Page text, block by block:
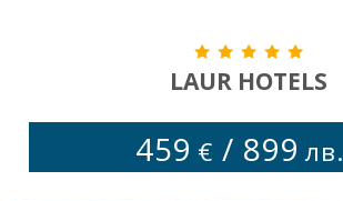
САМОЛЕТНИ БИЛЕТИ
LAUR HOTELS
459 € / 899 лв.